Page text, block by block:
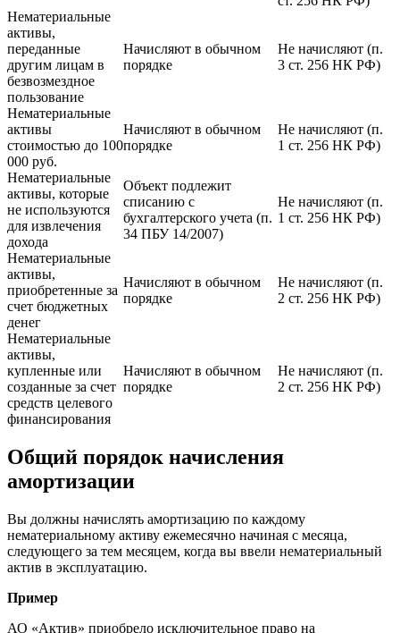
Нематериальные
активы,
переданные
другим лицам в
безвозмездное
пользование
Начисляют в обычном
порядке
Не начисляют (п.
3 ст. 256 НК РФ)
Нематериальные
активы
стоимостью до 100
000 руб.
Начисляют в обычном
порядке
Не начисляют (п.
1 ст. 256 НК РФ)
Нематериальные
активы, которые
не используются
для извлечения
дохода
Объект подлежит
списанию с
бухгалтерского учета (п.
34 ПБУ 14/2007)
Не начисляют (п.
1 ст. 256 НК РФ)
Нематериальные
активы,
приобретенные за
счет бюджетных
денег
Начисляют в обычном
порядке
Не начисляют (п.
2 ст. 256 НК РФ)
Нематериальные
активы,
купленные или
созданные за счет
средств целевого
финансирования
Начисляют в обычном
порядке
Не начисляют (п.
2 ст. 256 НК РФ)
Общий порядок начисления
амортизации
Вы должны начислять амортизацию по каждому
нематериальному активу ежемесячно начиная с месяца,
следующего за тем месяцем, когда вы ввели нематериальный
актив в эксплуатацию.
Пример
АО «Актив» приобрело исключительное право на